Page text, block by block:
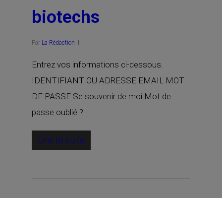
biotechs
Par La Rédaction
Entrez vos informations ci-dessous.
IDENTIFIANT OU ADRESSE EMAIL MOT
DE PASSE Se souvenir de moi Mot de
passe oublié ?
Lire la suite